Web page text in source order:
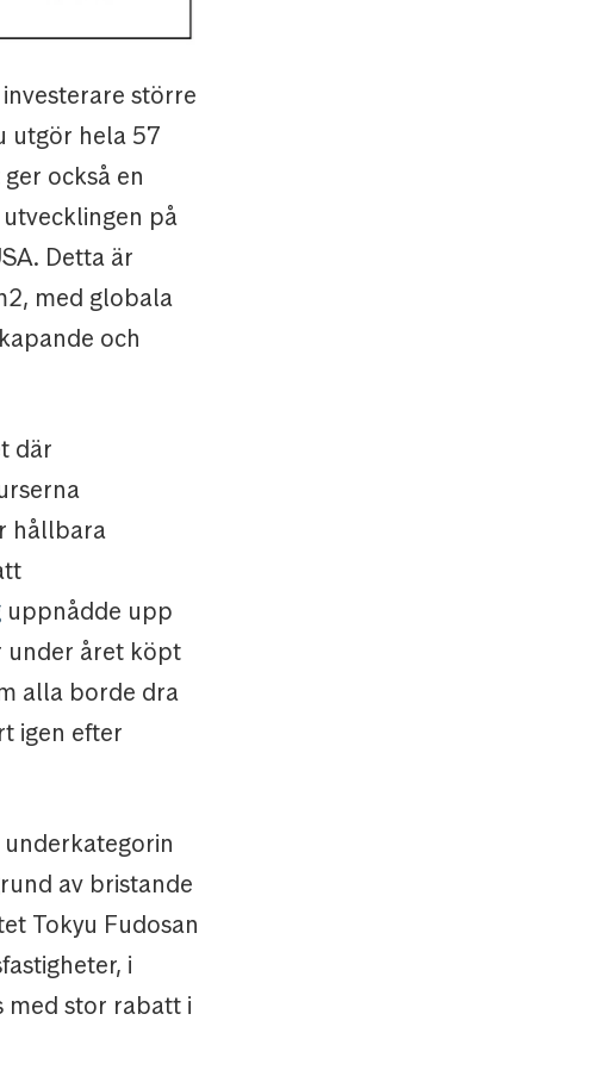
större
utgör hela 57
också en
på
Detta är
med globala
och
där
hållbara
uppnådde upp
under året köpt
alla borde dra
igen efter
av bristande
Tokyu Fudosan
i
stor rabatt i